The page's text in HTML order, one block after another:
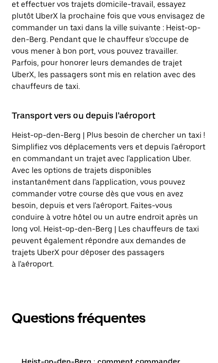
et effectuer vos trajets domicile-travail, essayez
plutôt UberX la prochaine fois que vous envisagez de
commander un taxi dans la ville suivante : Heist-op-
den-Berg. Pendant que le chauffeur s'occupe de
vous mener à bon port, vous pouvez travailler.
Parfois, pour honorer leurs demandes de trajet
UberX, les passagers sont mis en relation avec des
chauffeurs de taxi.
Transport vers ou depuis l'aéroport
Heist-op-den-Berg | Plus besoin de chercher un taxi !
Simplifiez vos déplacements vers et depuis l'aéroport
en commandant un trajet avec l'application Uber.
Avec les options de trajets disponibles
instantanément dans l'application, vous pouvez
commander votre course dès que vous en avez
besoin, depuis et vers l'aéroport. Faites-vous
conduire à votre hôtel ou un autre endroit après un
long vol. Heist-op-den-Berg | Les chauffeurs de taxi
peuvent également répondre aux demandes de
trajets UberX pour déposer des passagers
à l'aéroport.
Questions fréquentes